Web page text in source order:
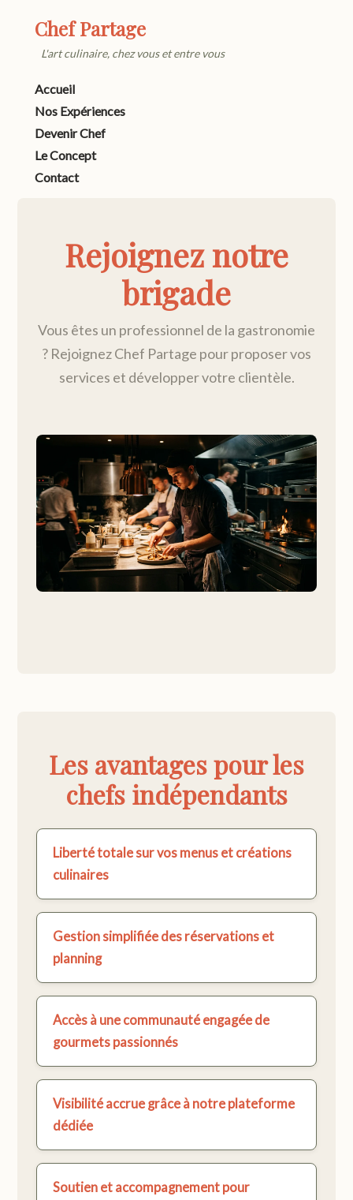
Chef Partage
L'art culinaire, chez vous et entre vous
Accueil
Nos Expériences
Devenir Chef
Le Concept
Contact
Rejoignez notre
brigade
Vous êtes un professionnel de la gastronomie
? Rejoignez Chef Partage pour proposer vos
services et développer votre clientèle.
Les avantages pour les
chefs indépendants
Liberté totale sur vos menus et créations
culinaires
Gestion simplifiée des réservations et
planning
Accès à une communauté engagée de
gourmets passionnés
Visibilité accrue grâce à notre plateforme
dédiée
Soutien et accompagnement pour